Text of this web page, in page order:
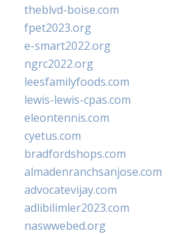
theblvd-boise.com
fpet2023.org
e-smart2022.org
ngrc2022.org
leesfamilyfoods.com
lewis-lewis-cpas.com
eleontennis.com
cyetus.com
bradfordshops.com
almadenranchsanjose.com
advocatevijay.com
adlibilimler2023.com
naswwebed.org